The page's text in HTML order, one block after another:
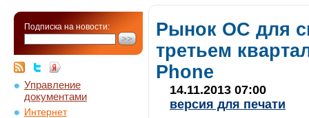
Подписка на новости:
Управление
документами
Интернет
Рынок ОС для
третьем
Phone
14.11.2013 07:00
версия для печати